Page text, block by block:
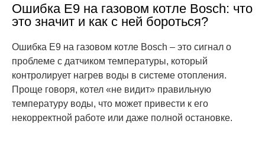
Ошибка E9 на газовом котле Bosch: что
это значит и как с ней бороться?
Ошибка E9 на газовом котле Bosch – это сигнал о
проблеме с датчиком температуры, который
контролирует нагрев воды в системе отопления.
Проще говоря, котел «не видит» правильную
температуру воды, что может привести к его
некорректной работе или даже полной остановке.